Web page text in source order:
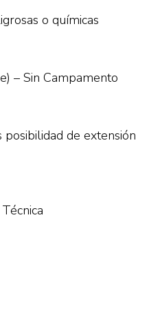
o químicas
– Sin Campamento
de extensión